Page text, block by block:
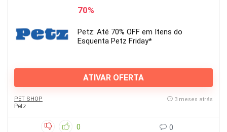
70%
Petz: Até 70% OFF em Itens do
Esquenta Petz Friday*
ATIVAR OFERTA
PET SHOP
Petz
3 meses atrás
0 0